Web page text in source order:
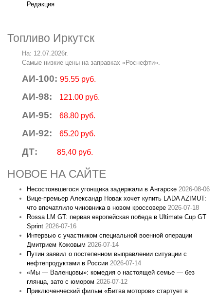
Редакция
Топливо Иркутск
На: 12.07.2026г.
Самые низкие цены на заправках «Роснефти».
АИ-100: 95.55 руб.
АИ-98: 121.00 руб.
АИ-95: 68.80 руб.
АИ-92: 65.20 руб.
ДТ: 85,40 руб.
НОВОЕ НА САЙТЕ
Несостоявшегося угонщика задержали в Ангарске 2026-08-06
Вице‑премьер Александр Новак хочет купить LADA AZIMUT:
что впечатлило чиновника в новом кроссовере 2026-07-18
Rossa LM GT: первая европейская победа в Ultimate Cup GT
Sprint 2026-07-16
Интервью с участником специальной военной операции
Дмитрием Кожовым 2026-07-14
Путин заявил о постепенном выправлении ситуации с
нефтепродуктами в России 2026-07-14
«Мы — Валенцовы»: комедия о настоящей семье — без
глянца, зато с юмором 2026-07-12
Приключенческий фильм «Битва моторов» стартует в